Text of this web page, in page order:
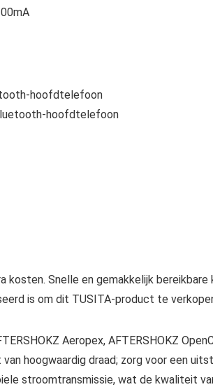
hoofdtelefoon
hoofdtelefoon
Snelle en gemakkelijk
is om dit TUSITA-product te
Aeropex, AFTERSHOKZ
hoogwaardig draad; zorg voor een
stroomtransmissie, wat de kwaliteit